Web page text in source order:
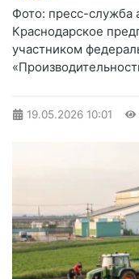
Фото: пресс-служба
Краснодарское
участником
19.05.2026 10:01